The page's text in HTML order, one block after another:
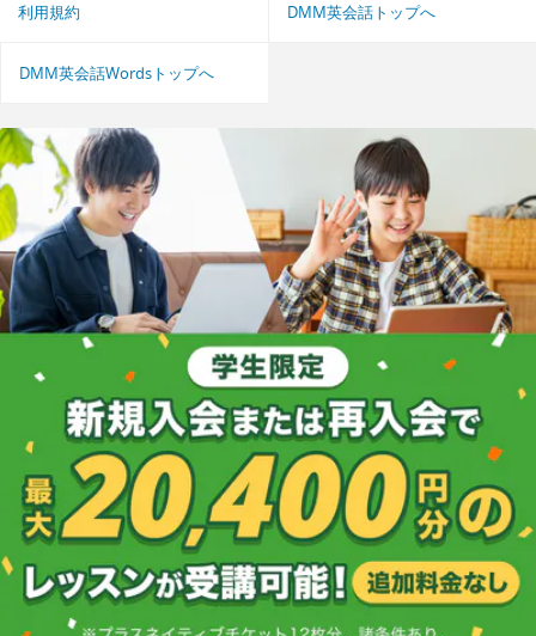
利用規約 DMM英会話トップへ
DMM英会話Wordsトップへ